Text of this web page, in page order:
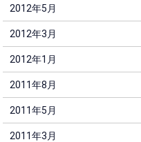
2012年5月
2012年3月
2012年1月
2011年8月
2011年5月
2011年3月